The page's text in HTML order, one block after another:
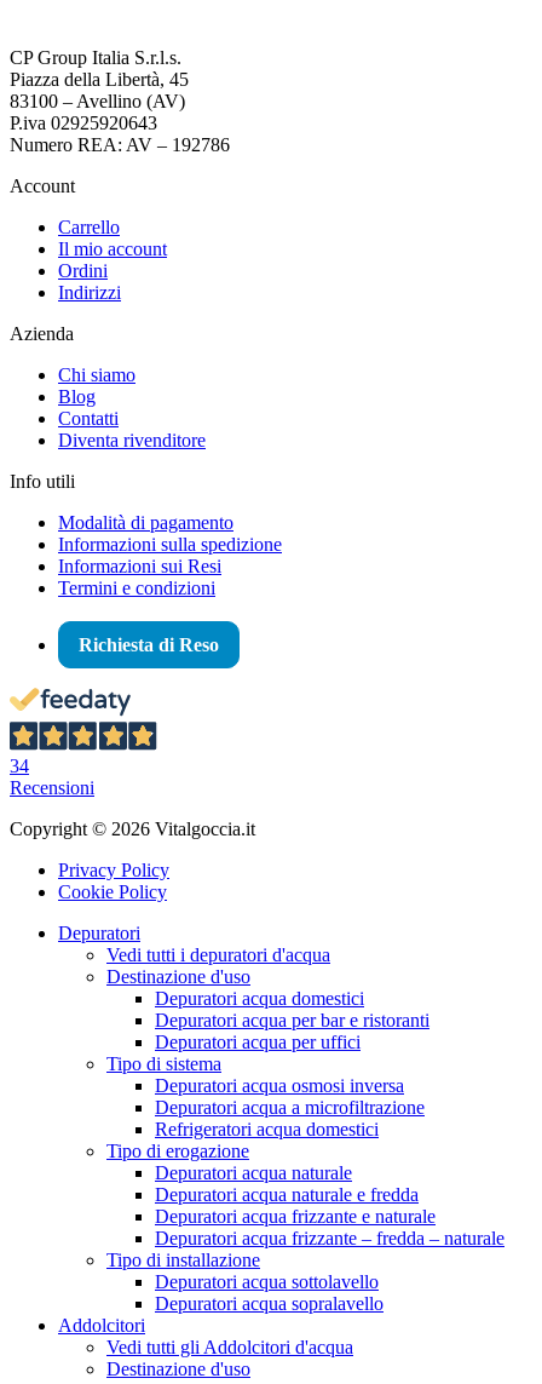
CP Group Italia S.r.l.s.
Piazza della Libertà, 45
83100 – Avellino (AV)
P.iva 02925920643
Numero REA: AV – 192786
Account
Carrello
Il mio account
Ordini
Indirizzi
Azienda
Chi siamo
Blog
Contatti
Diventa rivenditore
Info utili
Modalità di pagamento
Informazioni sulla spedizione
Informazioni sui Resi
Termini e condizioni
Richiesta di Reso
34
Recensioni
Copyright © 2026 Vitalgoccia.it
Privacy Policy
Cookie Policy
Depuratori
Vedi tutti i depuratori d'acqua
Destinazione d'uso
Depuratori acqua domestici
Depuratori acqua per bar e ristoranti
Depuratori acqua per uffici
Tipo di sistema
Depuratori acqua osmosi inversa
Depuratori acqua a microfiltrazione
Refrigeratori acqua domestici
Tipo di erogazione
Depuratori acqua naturale
Depuratori acqua naturale e fredda
Depuratori acqua frizzante e naturale
Depuratori acqua frizzante – fredda – naturale
Tipo di installazione
Depuratori acqua sottolavello
Depuratori acqua sopralavello
Addolcitori
Vedi tutti gli Addolcitori d'acqua
Destinazione d'uso